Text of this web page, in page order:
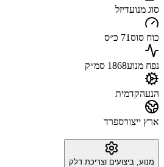
סוג מנועדיזל
כוח סוס71 כ״ס
נפח מנוע1868 סמ״ק
הנעהקדמית
ארץ ייצורספרד
מנוע, ביצועים וצריכת דלק